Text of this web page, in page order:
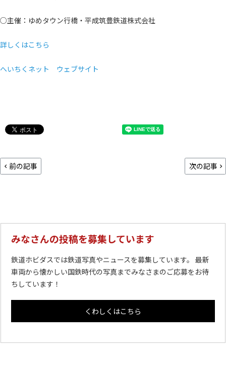
○主催：ゆめタウン行橋・平成筑豊鉄道株式会社
詳しくはこちら
へいちくネット ウェブサイト
前の記事 次の記事
みなさんの投稿を募集しています
鉄道ホビダスでは鉄道写真やニュースを募集しています。 最新
車両から懐かしい国鉄時代の写真までみなさまのご応募をお待
ちしています！
くわしくはこちら